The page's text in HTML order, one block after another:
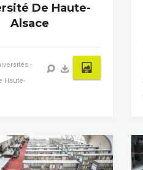
De Haute-
Alsace
-
Haute-